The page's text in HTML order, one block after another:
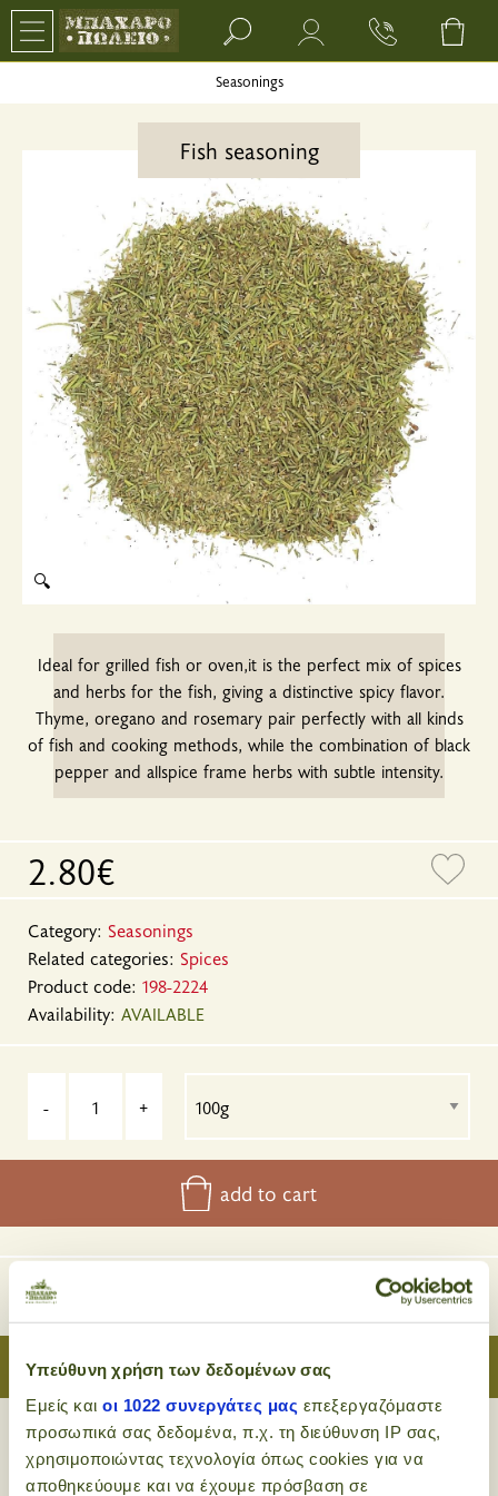
Υπεύθυνη χρήση των δεδομένων σας
Εμείς και οι 1022 συνεργάτες μας επεξεργαζόμαστε
προσωπικά σας δεδομένα, π.χ. τη διεύθυνση IP σας,
χρησιμοποιώντας τεχνολογία όπως cookies για να
αποθηκεύουμε και να έχουμε πρόσβαση σε
Search bar input field
Seasonings
Fish seasoning
🔍
Ideal for grilled fish or oven,it is the perfect mix of spices
and herbs for the fish, giving a distinctive spicy flavor.
Thyme, oregano and rosemary pair perfectly with all kinds
of fish and cooking methods, while the combination of black
pepper and allspice frame herbs with subtle intensity.
2.80€
Category: Seasonings
Related categories: Spices
Product code: 198-2224
Availability: AVAILABLE
- +
add to cart
Usually bought together